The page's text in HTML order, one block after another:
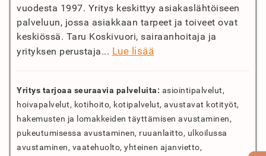
vuodesta 1997. Yritys keskittyy asiakaslähtöiseen
palveluun, jossa asiakkaan tarpeet ja toiveet ovat
keskiössä. Taru Koskivuori, sairaanhoitaja ja
yrityksen perustaja... Lue lisää
Yritys tarjoaa seuraavia palveluita: asiointipalvelut,
hoivapalvelut, kotihoito, kotipalvelut, avustavat kotityöt,
hakemusten ja lomakkeiden täyttämisen avustaminen,
pukeutumisessa avustaminen, ruuanlaitto, ulkoilussa
avustaminen, vaatehuolto, yhteinen ajanvietto,